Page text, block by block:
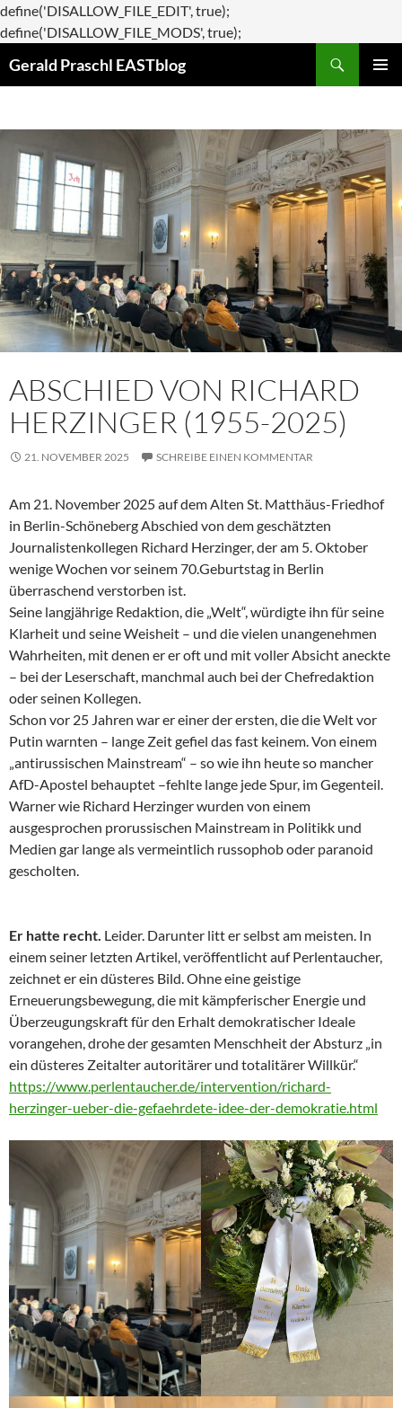
define('DISALLOW_FILE_EDIT', true);
define('DISALLOW_FILE_MODS', true);
Gerald Praschl EASTblog
ABSCHIED VON RICHARD
HERZINGER (1955-2025)
21. NOVEMBER 2025 SCHREIBE EINEN KOMMENTAR
Am 21. November 2025 auf dem Alten St. Matthäus-Friedhof
in Berlin-Schöneberg Abschied von dem geschätzten
Journalistenkollegen Richard Herzinger, der am 5. Oktober
wenige Wochen vor seinem 70.Geburtstag in Berlin
überraschend verstorben ist.
Seine langjährige Redaktion, die „Welt“, würdigte ihn für seine
Klarheit und seine Weisheit – und die vielen unangenehmen
Wahrheiten, mit denen er er oft und mit voller Absicht aneckte
– bei der Leserschaft, manchmal auch bei der Chefredaktion
oder seinen Kollegen.
Schon vor 25 Jahren war er einer der ersten, die die Welt vor
Putin warnten – lange Zeit gefiel das fast keinem. Von einem
„antirussischen Mainstream“ – so wie ihn heute so mancher
AfD-Apostel behauptet –fehlte lange jede Spur, im Gegenteil.
Warner wie Richard Herzinger wurden von einem
ausgesprochen prorussischen Mainstream in Politikk und
Medien gar lange als vermeintlich russophob oder paranoid
gescholten.
Er hatte recht. Leider. Darunter litt er selbst am meisten. In
einem seiner letzten Artikel, veröffentlicht auf Perlentaucher,
zeichnet er ein düsteres Bild. Ohne eine geistige
Erneuerungsbewegung, die mit kämpferischer Energie und
Überzeugungskraft für den Erhalt demokratischer Ideale
vorangehen, drohe der gesamten Menschheit der Absturz „in
ein düsteres Zeitalter autoritärer und totalitärer Willkür.“
https://www.perlentaucher.de/intervention/richard-
herzinger-ueber-die-gefaehrdete-idee-der-demokratie.html